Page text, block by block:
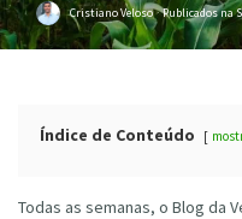
Cristiano Veloso · Publicados na
Índice de Conteúdo
Todas as semanas, o Blog da